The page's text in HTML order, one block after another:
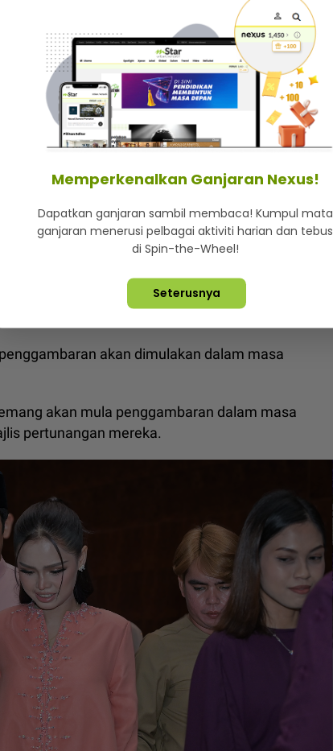
dimiliki kedua-dua figura ini.
peminat artis yang terlibat dalam projek
Alhadad tersenyum, beritahu Presiden UTV dah
Ngasri pula tanya ‘best’ ke jagung dia?
hanya Hong Kong”… Fattah Amin kongsi
Rumah Terbuka Seri Syawal Usanita pada
Syed Saddiq, Datuk Nana mendedahkan
bergenre komedi.
akan dimulakan dalam masa
akan mula penggambaran dalam masa
pertunangan mereka.
Memperkenalkan Ganjaran Nexus!
Dapatkan ganjaran sambil membaca! Kumpul mata
ganjaran menerusi pelbagai aktiviti harian dan tebus
di Spin-the-Wheel!
Seterusnya